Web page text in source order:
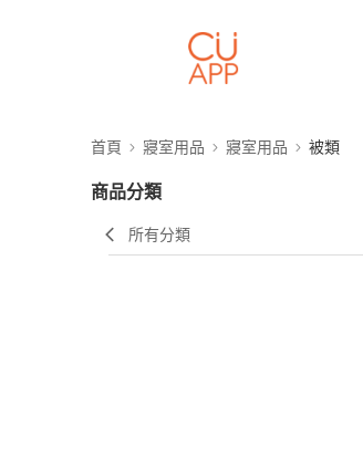
首頁 寢室用品 寢室用品 被類
商品分類
所有分類